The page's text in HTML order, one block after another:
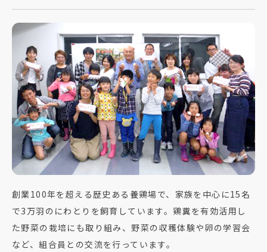
創業100年を超える歴史ある養鶏場で、家族を中心に15名
で3万羽のにわとりを飼育しています。鶏糞を有効活用し
た野菜の栽培にも取り組み、野菜の収穫体験や卵の学習会
など、組合員との交流を行っています。